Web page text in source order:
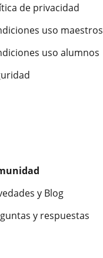
de privacidad
uso maestros
uso alumnos
y Blog
y respuestas